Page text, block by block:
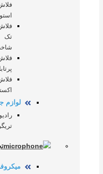
تک
لوازم
رادیو
تریگر